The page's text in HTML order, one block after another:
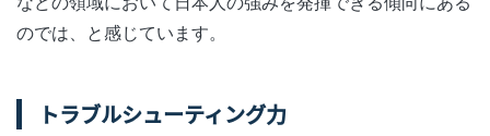
のでは、と感じています。
トラブルシューティング力